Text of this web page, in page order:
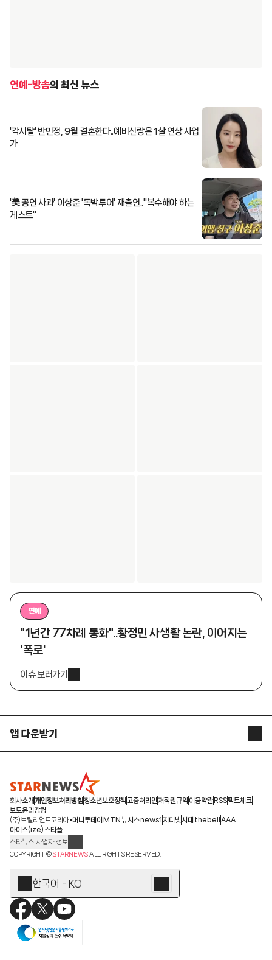
연예-방송의 최신 뉴스
'각시탈' 반민정, 9월 결혼한다..예비신랑은 1살 연상 사업
가
'美 공연 사과' 이상준 '독박투어' 재출연.."복수해야 하는
게스트"
연예
"1년간 77차례 통화"..황정민 사생활 논란, 이어지는
'폭로'
이슈 보러가기
앱 다운받기
STARPOLL
회사소개 개인정보처리방침청소년보호정책 고충처리인저작권규약이용약관 RSS팩트체크
보도윤리강령
(주)브릴리언트코리아 머니투데이 MTN 뉴시스news1 지디넷시대 thebell AAA
아이즈(ize) 스타폴
스타뉴스 사업자 정보
주소: 서울시 종로구 청계천로 11(서린동, 청계한국빌딩)
청소년 보호책임자: 문완식
등록번호:서울 아01055
등록일:2009.12.10
제호:스타뉴스
발행일:2009.12.10
전화번호: 02-767-6843ㆍ02-724-0985
COPYRIGHT ©STARNEWSALL RIGHTS RESERVED.
한국어 - KO